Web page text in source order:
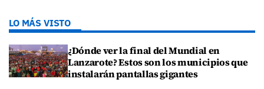
LO MÁS VISTO
¿Dónde ver la final del Mundial en
Lanzarote? Estos son los municipios que
instalarán pantallas gigantes